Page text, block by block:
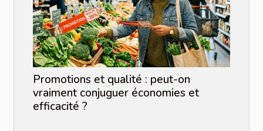
Promotions et qualité : peut-on
vraiment conjuguer économies et
efficacité ?